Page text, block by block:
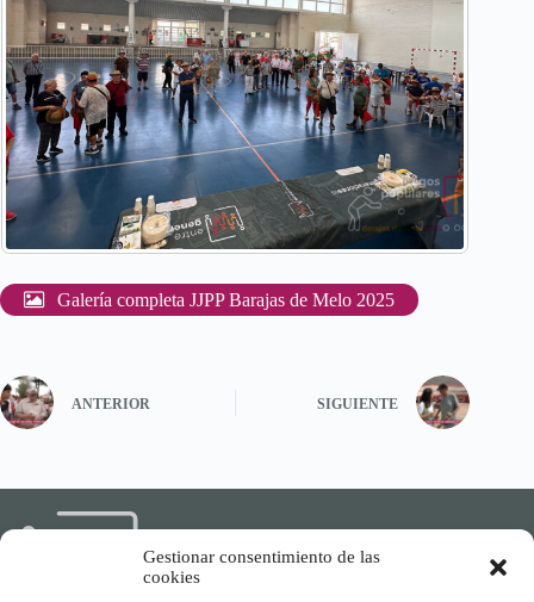
Gestionar consentimiento de las
cookies
Galería completa JJPP Barajas de Melo 2025
ANTERIOR SIGUIENTE